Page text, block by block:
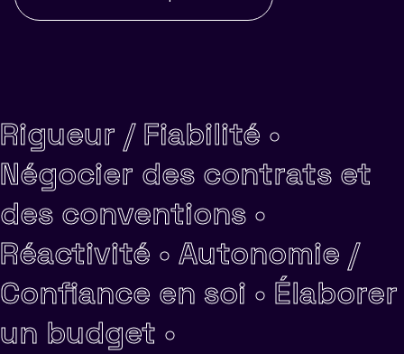
Rigueur / Fiabilité •
Négocier des contrats et
des conventions •
Réactivité • Autonomie /
Confiance en soi • Élaborer
un budget •